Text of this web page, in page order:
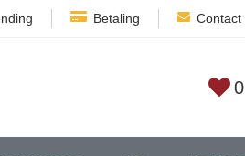
Betaling Contact
0